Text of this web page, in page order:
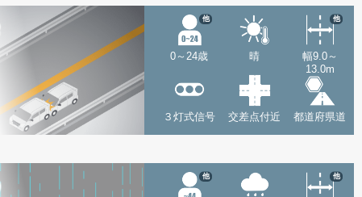
0～24歳
他
晴
幅9.0～
13.0m
他
３灯式信号 交差点付近 都道府県道
他 他